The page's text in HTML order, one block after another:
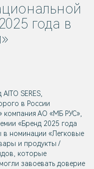
года в
SERES,
в России
компания АО «МБ РУС»,
«Бренд 2025 года
в номинации «Легковые
и продукты /
которые
завоевать доверие